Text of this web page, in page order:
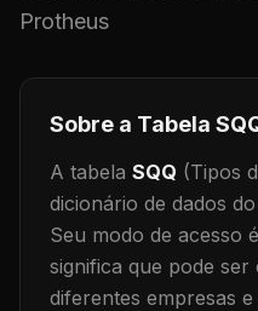
Protheus
Sobre a Tabela
A tabela SQQ (Tipos
dicionário de dados
Seu modo de acesso é
significa que pode ser
diferentes empresas